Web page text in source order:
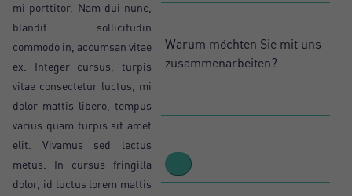
mi porttitor. Nam dui nunc,
blandit sollicitudin
commodo in, accumsan vitae
ex. Integer cursus, turpis
vitae consectetur luctus, mi
dolor mattis libero, tempus
varius quam turpis sit amet
elit. Vivamus sed lectus
metus. In cursus fringilla
dolor, id luctus lorem mattis